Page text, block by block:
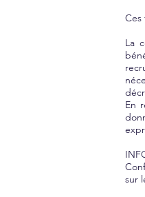
Ces
La
En
sur